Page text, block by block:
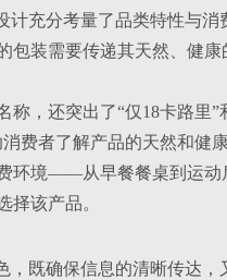
充分考量了品类特性与消
装需要传递其天然、健
，还突出了“仅18卡路里
费者了解产品的天然和健
环境——从早餐餐桌到运
择该产品。
既确保信息的清晰传达，